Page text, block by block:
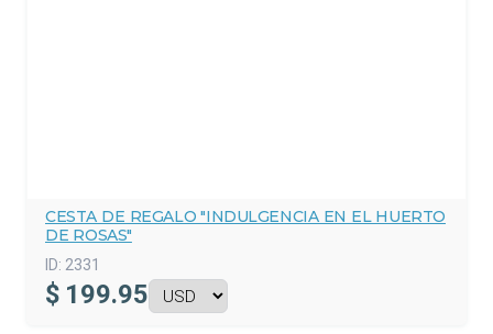
CESTA DE REGALO "INDULGENCIA EN EL HUERTO
DE ROSAS"
ID: 2331
$ 199.95